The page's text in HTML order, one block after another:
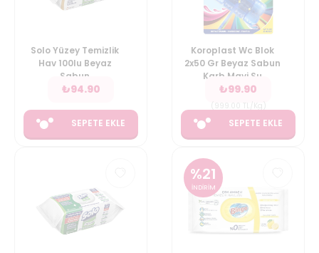
Solo Yüzey Temizlik
Hav 100lu Beyaz
Sabun
₺94.90
SEPETE EKLE
Koroplast Wc Blok
2x50 Gr Beyaz Sabun
Karb Mavi Su
₺99.90
SEPETE EKLE
%21
İNDİRİM